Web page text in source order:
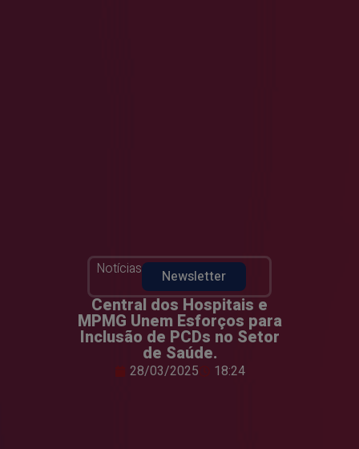
Notícias Newsletter
Central dos Hospitais e
MPMG Unem Esforços para
Inclusão de PCDs no Setor
de Saúde.
28/03/2025 18:24